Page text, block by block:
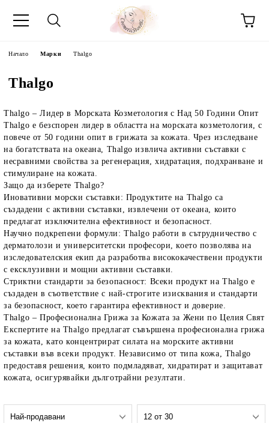
Начало Марки Thalgo
Thalgo
Thalgo – Лидер в Морската Козметология с Над 50 Години Опит
Thalgo е безспорен лидер в областта на морската козметология, с
повече от 50 години опит в грижата за кожата. Чрез изследване
на богатствата на океана, Thalgo извлича активни съставки с
несравними свойства за регенерация, хидратация, подхранване и
стимулиране на кожата.
Защо да изберете Thalgo?
Иновативни морски съставки : Продуктите на Thalgo са
създадени с активни съставки, извлечени от океана, които
предлагат изключителна ефективност и безопасност.
Научно подкрепени формули :Thalgo работи в сътрудничество с
дерматолози и университетски професори, което позволява на
изследователския екип да разработва висококачествени продукти
с ексклузивни и мощни активни съставки.
Стриктни стандарти за безопасност: Всеки продукт наThalgo е
създаден в съответствие с най-строгите изисквания и стандарти
за безопасност, което гарантира ефективност и доверие.
Thalgo – Професионална Грижа за Кожата за Жени по Целия Свят
Експертите на Thalgo предлагат съвършена професионална грижа
за кожата, като концентрират силата на морските активни
съставки във всеки продукт. Независимо от типа кожа, Thalgo
предоставя решения, които подмладяват, хидратират и защитават
кожата, осигурявайки дълготрайни резултати.